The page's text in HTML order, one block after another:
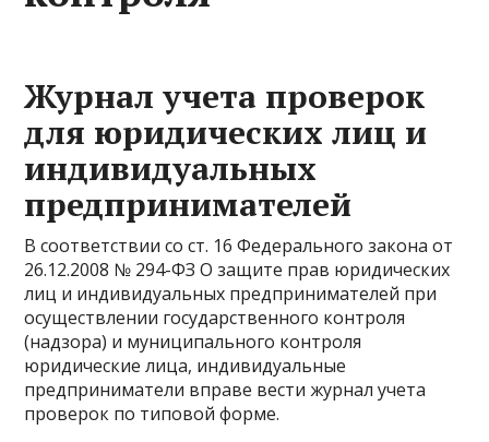
Журнал учета проверок
для юридических лиц и
индивидуальных
предпринимателей
В соответствии со ст. 16 Федерального закона от
26.12.2008 № 294-ФЗ О защите прав юридических
лиц и индивидуальных предпринимателей при
осуществлении государственного контроля
(надзора) и муниципального контроля
юридические лица, индивидуальные
предприниматели вправе вести журнал учета
проверок по типовой форме.